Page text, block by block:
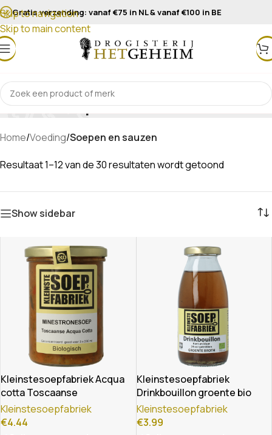
Skip to navigation
Skip to main content
Gratis verzending: vanaf €75 in NL & vanaf €100 in BE
Soepen en sauzen
Home/Voeding/Soepen en sauzen
Resultaat 1–12 van de 30 resultaten wordt getoond
Show sidebar
Kleinstesoepfabriek Acqua
cotta Toscaanse
minestronesoep bio
Kleinstesoepfabriek
€4.44
Kleinstesoepfabriek
Drinkbouillon groente bio
Kleinstesoepfabriek
€3.99